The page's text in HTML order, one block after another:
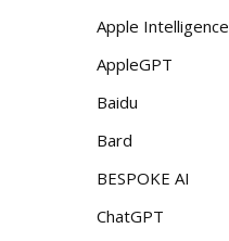
Apple Intelligence
AppleGPT
Baidu
Bard
BESPOKE AI
ChatGPT